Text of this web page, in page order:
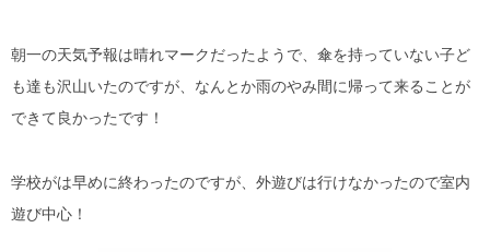
朝一の天気予報は晴れマークだったようで、傘を持っていない子ど
も達も沢山いたのですが、なんとか雨のやみ間に帰って来ることが
できて良かったです！
学校がは早めに終わったのですが、外遊びは行けなかったので室内
遊び中心！